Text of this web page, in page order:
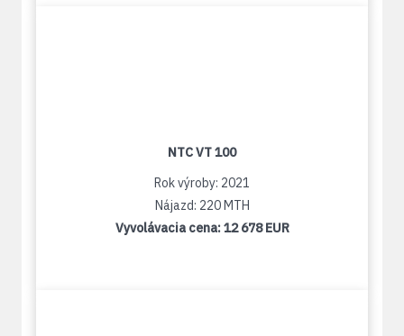
NTC VT 100
Rok výroby: 2021
Nájazd: 220 MTH
Vyvolávacia cena:12 678 EUR